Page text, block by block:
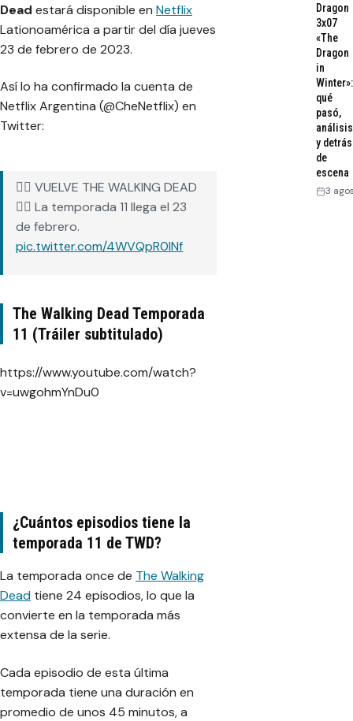
Dead estará disponible en Netflix
Lationoamérica a partir del día jueves
23 de febrero de 2023.
Así lo ha confirmado la cuenta de
Netflix Argentina (@CheNetflix) en
Twitter:
🧟‍♂️ VUELVE THE WALKING DEAD
🧟‍♂️ La temporada 11 llega el 23
de febrero.
pic.twitter.com/4WVQpR0lNf
December 27, 2022
The Walking Dead Temporada
11 (Tráiler subtitulado)
https://www.youtube.com/watch?
v=uwgohmYnDu0
¿Cuántos episodios tiene la
temporada 11 de TWD?
La temporada once de The Walking
Dead tiene 24 episodios, lo que la
convierte en la temporada más
extensa de la serie.
Cada episodio de esta última
temporada tiene una duración en
promedio de unos 45 minutos, a
Dragon
3x07
«The
Dragon
in
Winter»:
qué
pasó,
análisis
y detrás
de
escena
3